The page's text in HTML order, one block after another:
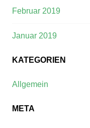
Februar 2019
Januar 2019
KATEGORIEN
Allgemein
META